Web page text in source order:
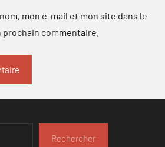
mon e-mail et mon site dans le
commentaire.
Rechercher